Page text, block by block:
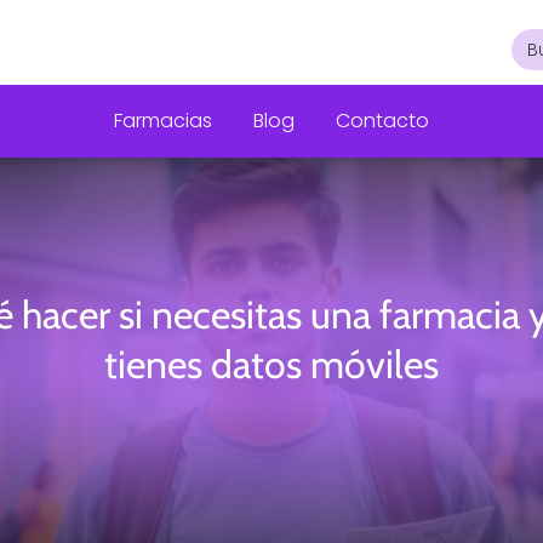
Farmacias Blog Contacto
hacer si necesitas una farmacia
tienes datos móviles